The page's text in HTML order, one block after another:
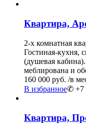
Квартира,
2-х комнатная
Гостиная-кухня,
(душевая
меблирована и
160 000 руб. /в
В избранное✆ +7
Квартира,